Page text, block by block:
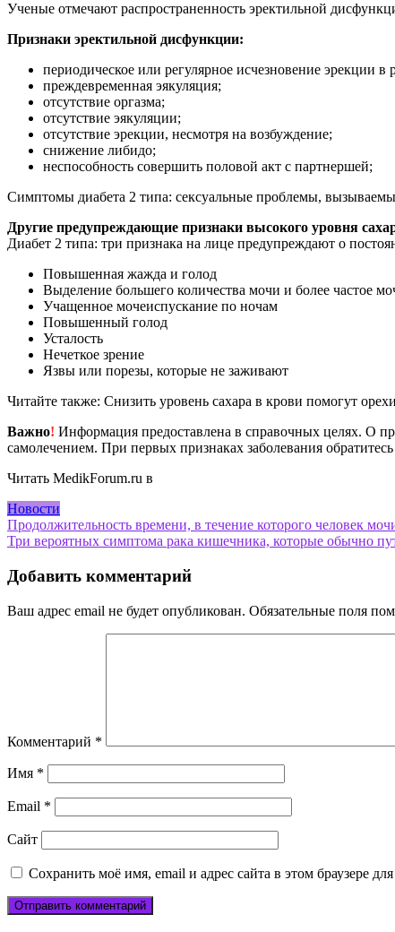
Ученые отмечают распространенность эректильной
Признаки эректильной дисфункции:
периодическое или регулярное исчезновение эрекции в
преждевременная эякуляция;
отсутствие оргазма;
отсутствие эякуляции;
отсутствие эрекции, несмотря на возбуждение;
снижение либидо;
неспособность совершить половой акт с партнершей;
Симптомы диабета 2 типа: сексуальные проблемы,
Другие предупреждающие признаки высокого уровня
Диабет 2 типа: три признака на лице предупреждают о
Повышенная жажда и голод
Выделение большего количества мочи и более частое
Учащенное мочеиспускание по ночам
Повышенный голод
Усталость
Нечеткое зрение
Язвы или порезы, которые не заживают
Читайте также: Снизить уровень сахара в крови помогут
Важно! Информация предоставлена в справочных целях. О
самолечением. При первых признаках заболевания обратитесь
Читать MedikForum.ru в
Новости
Навигация
по
записям
Продолжительность времени, в течение которого человек
Три вероятных симптома рака кишечника, которые обычно
Добавить комментарий
Ваш адрес email не будет опубликован. Обязательные поля
Комментарий *
Имя *
Email *
Сайт
Сохранить моё имя, email и адрес сайта в этом браузере